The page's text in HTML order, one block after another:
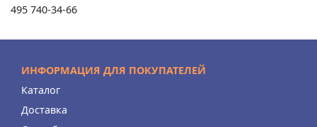
495 740-34-66
ИНФОРМАЦИЯ ДЛЯ ПОКУПАТЕЛЕЙ
Каталог
Доставка